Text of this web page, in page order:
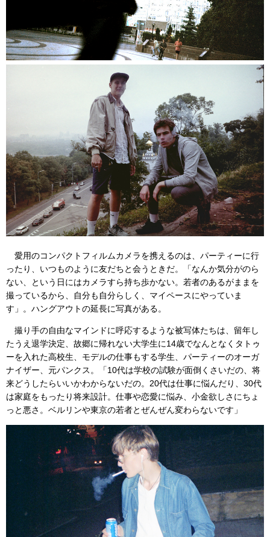
愛用のコンパクトフィルムカメラを携えるのは、パーティーに行
ったり、いつものように友だちと会うときだ。「なんか気分がのら
ない、という日にはカメラすら持ち歩かない。若者のあるがままを
撮っているから、自分も自分らしく、マイペースにやっていま
す」。ハングアウトの延長に写真がある。
撮り手の自由なマインドに呼応するような被写体たちは、留年し
たうえ退学決定、故郷に帰れない大学生に14歳でなんとなくタトゥ
ーを入れた高校生、モデルの仕事もする学生、パーティーのオーガ
ナイザー、元パンクス。「10代は学校の試験が面倒くさいだの、将
来どうしたらいいかわからないだの。20代は仕事に悩んだり、30代
は家庭をもったり将来設計。仕事や恋愛に悩み、小金欲しさにちょ
っと悪さ。ベルリンや東京の若者とぜんぜん変わらないです」